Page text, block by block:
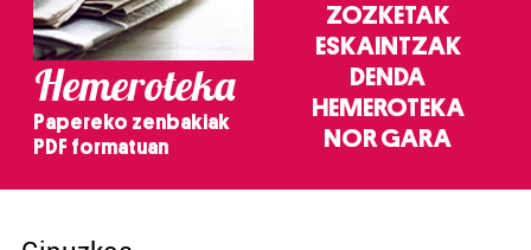
Hemeroteka
Papereko zenbakiak
PDF formatuan
ZOZKETAK
ESKAINTZAK
DENDA
HEMEROTEKA
NOR GARA